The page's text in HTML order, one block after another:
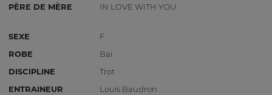
PÈRE DE MÈRE
IN LOVE WITH YOU
SEXE
F
ROBE
Bai
DISCIPLINE
Trot
ENTRAINEUR
Louis Baudron